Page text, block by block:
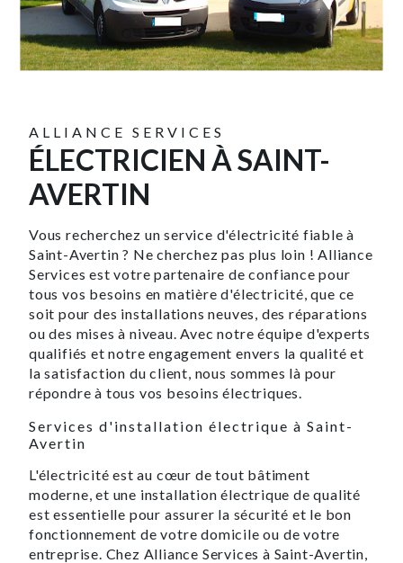
ALLIANCE SERVICES
ÉLECTRICIEN À SAINT-
AVERTIN
Vous recherchez un service d'électricité fiable à
Saint-Avertin ? Ne cherchez pas plus loin ! Alliance
Services est votre partenaire de confiance pour
tous vos besoins en matière d'électricité, que ce
soit pour des installations neuves, des réparations
ou des mises à niveau. Avec notre équipe d'experts
qualifiés et notre engagement envers la qualité et
la satisfaction du client, nous sommes là pour
répondre à tous vos besoins électriques.
Services d'installation électrique à Saint-
Avertin
L'électricité est au cœur de tout bâtiment
moderne, et une installation électrique de qualité
est essentielle pour assurer la sécurité et le bon
fonctionnement de votre domicile ou de votre
entreprise. Chez Alliance Services à Saint-Avertin,